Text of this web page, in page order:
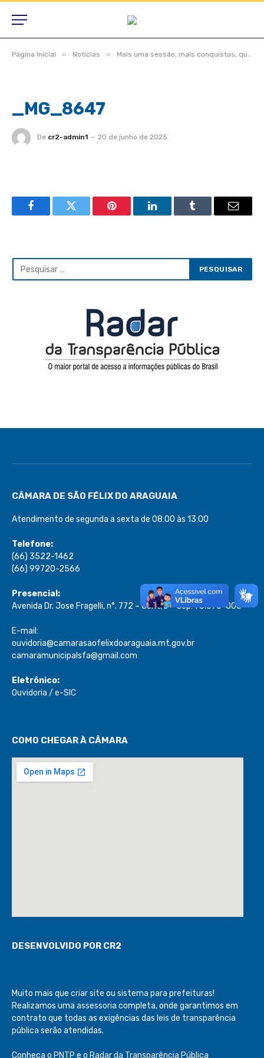
Página Inicial » Notícias » Mais uma sessão, mais conquistas, quando Câmara e Prefeitura andam juntas, o povo ganha
_MG_8647
De cr2-admin1 20 de junho de 2025
FacebookTwitter Pinterest LinkedInTumblr Email
CÂMARA DE SÃO FÉLIX DO ARAGUAIA
Atendimento de segunda a sexta de 08:00 às 13:00
Telefone:
(66) 3522-1462
(66) 99720-2566
Presencial:
Avenida Dr. Jose Fragelli, n°. 772 – Centro – Cep: 78.670-000
E-mail:
ouvidoria@camarasaofelixdoaraguaia.mt.gov.br
camaramunicipalsfa@gmail.com
Eletrônico:
Ouvidoria / e-SIC
COMO CHEGAR À CÂMARA
DESENVOLVIDO POR CR2
Muito mais que criar site ou sistema para prefeituras!
Realizamos uma assessoria completa, onde garantimos em
contrato que todas as exigências das leis de transparência
pública serão atendidas.
Conheça o PNTP e o Radar da Transparência Pública